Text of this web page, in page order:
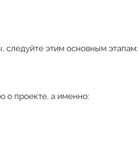
следуйте этим основным этапам:
о проекте, а именно: